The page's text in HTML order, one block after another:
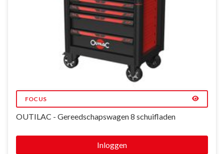
FOCUS
OUTILAC - Gereedschapswagen 8 schuifladen
Inloggen